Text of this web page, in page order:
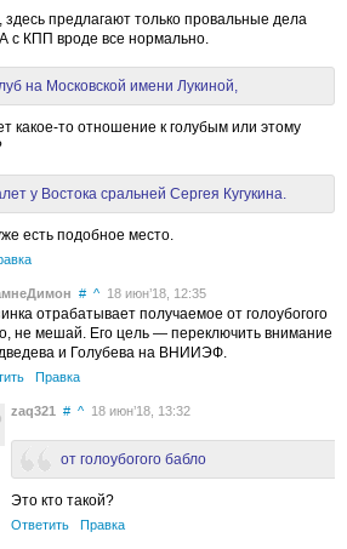
здесь предлагают только провальные дела
с КПП вроде все нормально.
на Московской имени Лукиной,
какое-то отношение к голубым или этому
у Востока сральней Сергея Кугукина.
есть подобное место.
# ^ 18 июн’18, 12:35
отрабатывает получаемое от голоубогого
не мешай. Его цель — переключить внимание
и Голубева на ВНИИЭФ.
Правка
zaq321 # ^ 18 июн’18, 13:32
от голоубогого бабло
Это кто такой?
Ответить Правка